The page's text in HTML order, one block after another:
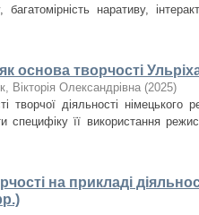
багатомірність наративу,
основа творчості
Вікторія Олександрівна (2025)
творчої діяльності
специфіку її використання
на прикладі